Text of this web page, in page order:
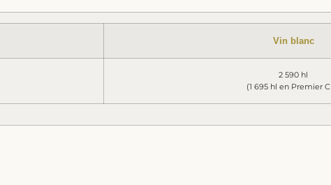
Vin blanc
2 590 hl
(1 695 hl en Premier